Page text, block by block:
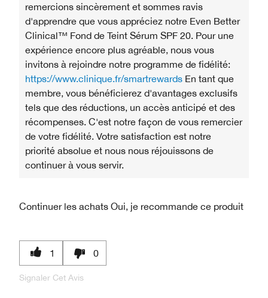
remercions sincèrement et sommes ravis
d'apprendre que vous appréciez notre Even Better
Clinical™ Fond de Teint Sérum SPF 20. Pour une
expérience encore plus agréable, nous vous
invitons à rejoindre notre programme de fidélité:
https://www.clinique.fr/smartrewards En tant que
membre, vous bénéficierez d'avantages exclusifs
tels que des réductions, un accès anticipé et des
récompenses. C'est notre façon de vous remercier
de votre fidélité. Votre satisfaction est notre
priorité absolue et nous nous réjouissons de
continuer à vous servir.
Continuer les achats Oui, je recommande ce produit
1 0
Signaler Cet Avis